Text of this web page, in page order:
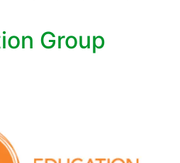
Group